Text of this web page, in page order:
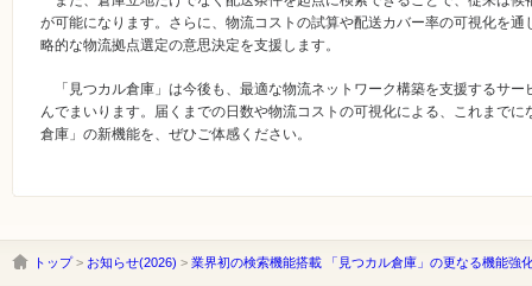
が可能になります。さらに、物流コストの試算や配送カバー率の可視化を
略的な物流拠点選定の意思決定を支援します。
「見つカル倉庫」は今後も、最適な物流ネットワーク構築を支援するサー
んでまいります。届くまでの日数や物流コストの可視化による、これまで
倉庫」の新機能を、ぜひご体感ください。
トップ> お知らせ(2026) > 業界初の検索機能搭載 「見つカル倉庫」の更なる機能強